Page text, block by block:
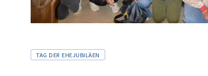
Tags
TAG DER EHEJUBILÄEN